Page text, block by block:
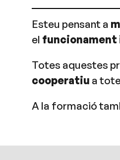
Esteu pensant a
el funcionament
Totes aquestes
cooperatiu a
A la formació